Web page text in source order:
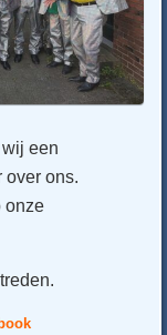
een
over ons.
onze